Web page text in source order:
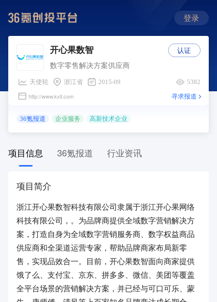
登录
开心果数智
数字零售解决方案供应商
天使轮 浙江省 2015-09 5382
http://www.kxll.com 寻求报道
36氪报道 企业服务 高新技术企业
认证
项目信息 36氪报道 行业资讯
项目简介
浙江开心果数智科技有限公司隶属于浙江开心果网络
科技有限公司，。为品牌商提供全域数字营销解决方
案，打造自身为全域数字营销服务商、数字权益商品
供应商和全渠道运营专家，帮助品牌商家布局新零
售，实现品效合一。目前，开心果数智面向商家提供
饿了么、支付宝、京东、拼多多、微信、美团等覆盖
全平台场景的营销解决方案，并已经与可口可乐、蒙